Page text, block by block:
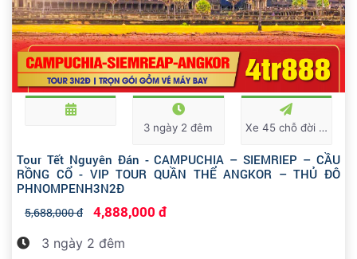
3 ngày 2 đêm Xe 45 chỗ đời mới
Tour Tết Nguyên Đán - CAMPUCHIA – SIEMRIEP – CẦU
RỒNG CỔ - VIP TOUR QUẦN THỂ ANGKOR – THỦ ĐÔ
PHNOMPENH3N2Đ
5,688,000 đ 4,888,000 đ
3 ngày 2 đêm